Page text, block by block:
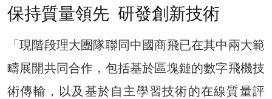
保持質量領先 研發創新技術
「現階段理大團隊聯同中國商飛已在其中兩大範
疇展開共同合作，包括基於區塊鏈的數字飛機技
術傳輸，以及基於自主學習技術的在線質量評